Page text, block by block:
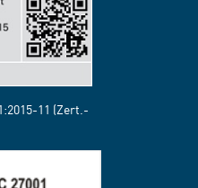
11 (Zert.-